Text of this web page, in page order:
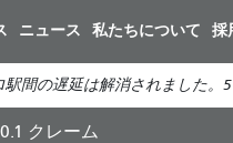
ニュース 私たちについて 採
間の遅延は解消されました。
クレーム